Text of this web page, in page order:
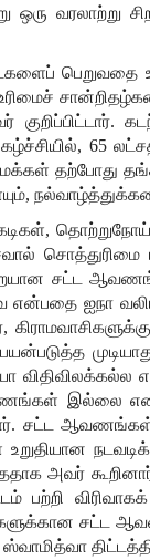
ஒரு வரலாற்று
பெறுவதை
குறிப்பிட்டார்.
, 65
மக்கள் தற்போது
,
,
சொத்துரிமை
சட்ட
என்பதை ஐநா
,
பயன்படுத்த
விதிவிலக்கல்ல
இல்லை
. சட்ட
உறுதியான
அவர்
பற்றி விரிவாகக்
சட்ட
ஸ்வாமித்வா